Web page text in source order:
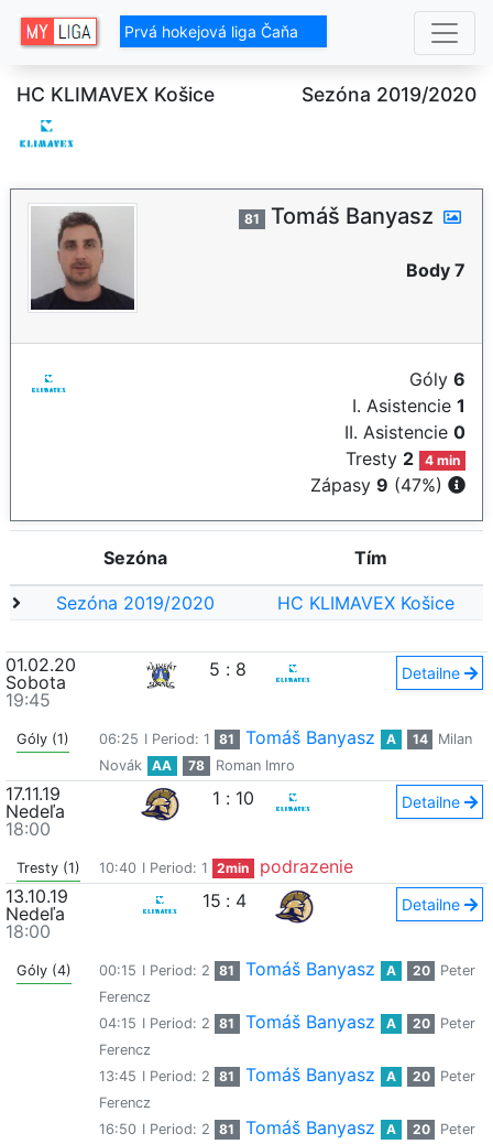
Prvá hokejová liga Čaňa
HC KLIMAVEX Košice Sezóna 2019/2020
81 Tomáš Banyasz
Body 7
Góly 6
I. Asistencie 1
II. Asistencie 0
Tresty 2 4 min
Zápasy 9 (47%)
Sezóna Tím
Sezóna 2019/2020 HC KLIMAVEX Košice
01.02.20
Sobota
19:45
5 : 8 Detailne
Góly (1) 06:25 I Period: 1 81 Tomáš Banyasz A 14
Milan
Novák
AA 78 Roman Imro
17.11.19
Nedeľa
18:00
1 : 10 Detailne
Tresty (1) 10:40 I Period: 1 2min
podrazenie
13.10.19
Nedeľa
18:00
15 : 4 Detailne
Góly (4) 00:15 I Period: 2 81 Tomáš Banyasz A 20
Peter
Ferencz
04:15 I Period: 2 81 Tomáš Banyasz A 20
Peter
Ferencz
13:45 I Period: 2 81 Tomáš Banyasz A 20
Peter
Ferencz
16:50 I Period: 2 81 Tomáš Banyasz A 20
Peter